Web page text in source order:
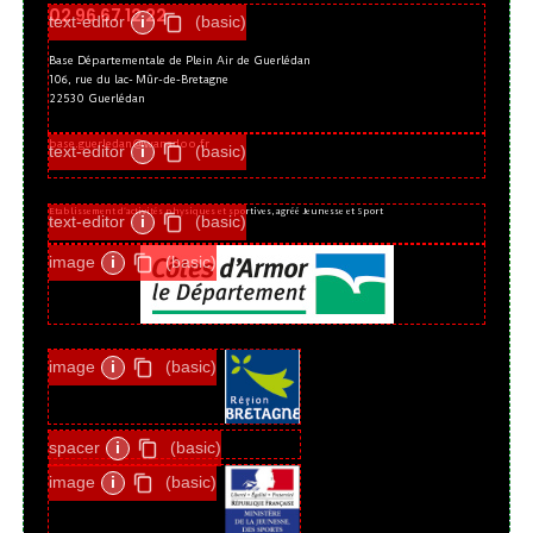
02 96 67 12 22
Base Départementale de Plein Air de Guerlédan
106, rue du lac- Mûr-de-Bretagne
22530 Guerlédan
text-editor i (basic)
base.guerledan@wanadoo.fr
text-editor i (basic)
Etablissement d’activités physiques et sportives, agréé Jeunesse et Sport
text-editor i (basic)
image i (basic)
image i (basic)
spacer i
(basic)
image
i (basic)